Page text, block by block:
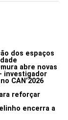
dos espaços
abre novas
investigador
CAN’2026
reforçar
encerra a